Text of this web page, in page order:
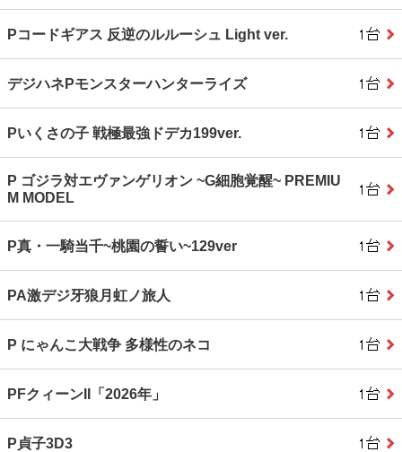
Pコードギアス 反逆のルルーシュ Light ver.
デジハネPモンスターハンターライズ
Pいくさの子 戦極最強ドデカ199ver.
P ゴジラ対エヴァンゲリオン ~G細胞覚醒~ PREMIU
M MODEL
P真・一騎当千~桃園の誓い~129ver
PA激デジ牙狼月虹ノ旅人
P にゃんこ大戦争 多様性のネコ
PFクィーンII「2026年」
P貞子3D3